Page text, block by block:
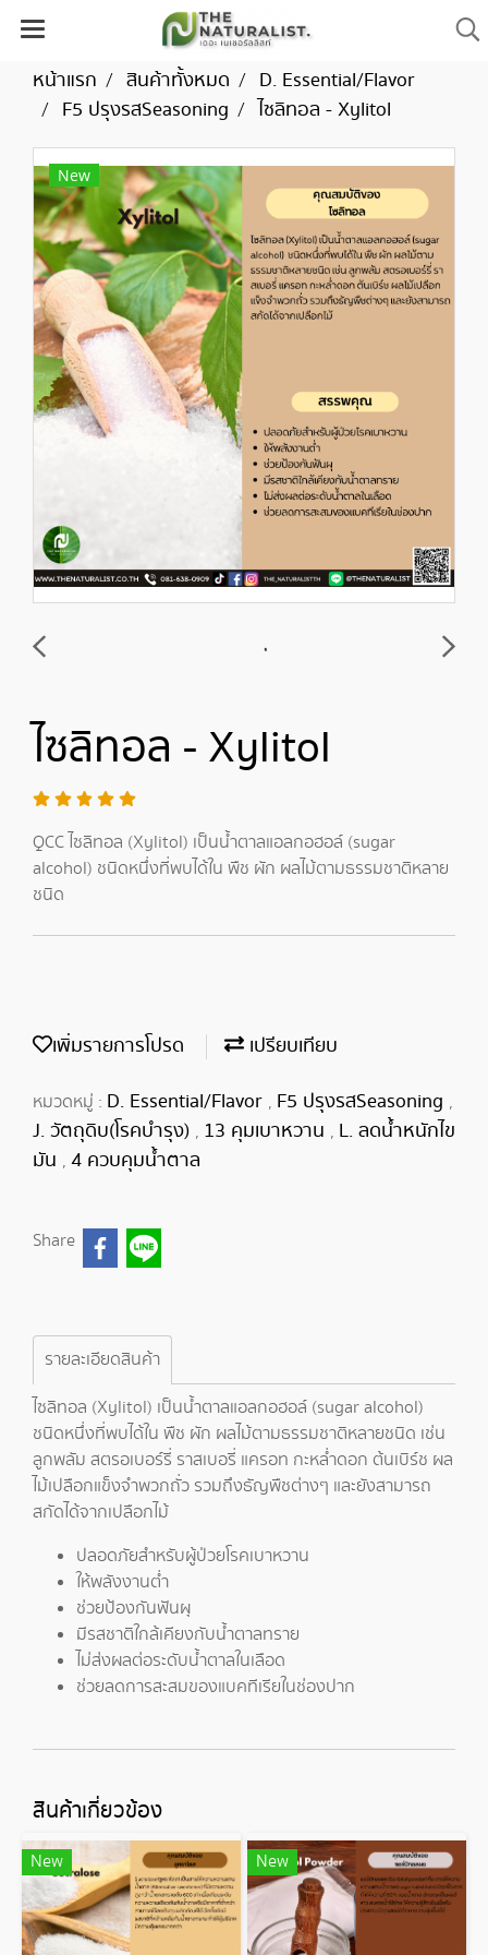
หน้าแรก สินค้าทั้งหมด
D. Essential/Flavor
F5 ปรุงรสSeasoning
ไซลิทอล - Xylitol
New
ไซลิทอล - Xylitol
QCC ไซลิทอล (Xylitol) เป็นน้ำตาลแอลกอฮอล์ (sugar
alcohol) ชนิดหนึ่งที่พบได้ใน พืช ผัก ผลไม้ตามธรรมชาติหลาย
ชนิด
เพิ่มรายการโปรด เปรียบเทียบ
หมวดหมู่ : D. Essential/Flavor , F5 ปรุงรสSeasoning ,
J. วัตถุดิบ(โรคบำรุง) , 13 คุมเบาหวาน , L. ลดน้ำหนักไข
มัน , 4 ควบคุมน้ำตาล
Share
รายละเอียดสินค้า
ไซลิทอล (Xylitol) เป็นน้ำตาลแอลกอฮอล์ (sugar alcohol)
ชนิดหนึ่งที่พบได้ใน พืช ผัก ผลไม้ตามธรรมชาติหลายชนิด เช่น
ลูกพลัม สตรอเบอร์รี่ ราสเบอรี่ แครอท กะหล่ำดอก ต้นเบิร์ช ผล
ไม้เปลือกแข็งจำพวกถั่ว รวมถึงธัญพืชต่างๆ และยังสามารถ
สกัดได้จากเปลือกไม้
ปลอดภัยสำหรับผู้ป่วยโรคเบาหวาน
ให้พลังงานต่ำ
ช่วยป้องกันฟันผุ
มีรสชาติใกล้เคียงกับน้ำตาลทราย
ไม่ส่งผลต่อระดับน้ำตาลในเลือด
ช่วยลดการสะสมของแบคทีเรียในช่องปาก
สินค้าเกี่ยวข้อง
New New